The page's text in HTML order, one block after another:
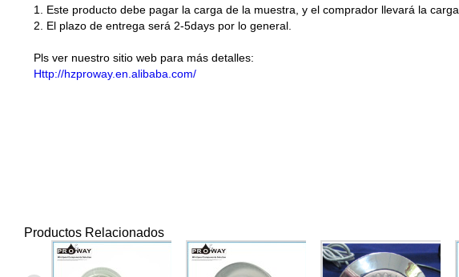
1. Este producto debe pagar la carga de la muestra, y el comprador llevará la carga.
2. El plazo de entrega será 2-5days por lo general.
Pls ver nuestro sitio web para más detalles:
Http://hzproway.en.alibaba.com/
Productos Relacionados